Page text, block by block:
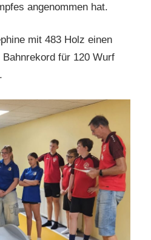
angenommen hat.
mit 483 Holz einen
für 120 Wurf